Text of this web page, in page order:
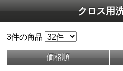
クロス用
3件の商品
価格順